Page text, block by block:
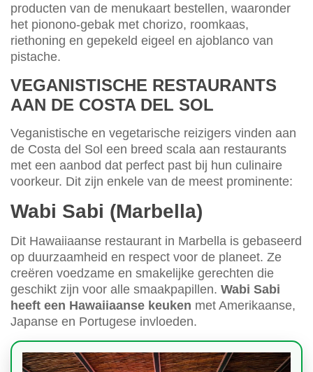
producten van de menukaart bestellen, waaronder
het pionono-gebak met chorizo, roomkaas,
riethoning en gepekeld eigeel en ajoblanco van
pistache.
VEGANISTISCHE RESTAURANTS
AAN DE COSTA DEL SOL
Veganistische en vegetarische reizigers vinden aan
de Costa del Sol een breed scala aan restaurants
met een aanbod dat perfect past bij hun culinaire
voorkeur. Dit zijn enkele van de meest prominente:
Wabi Sabi (Marbella)
Dit Hawaiiaanse restaurant in Marbella is gebaseerd
op duurzaamheid en respect voor de planeet. Ze
creëren voedzame en smakelijke gerechten die
geschikt zijn voor alle smaakpapillen. Wabi Sabi
heeft een Hawaiiaanse keuken met Amerikaanse,
Japanse en Portugese invloeden.